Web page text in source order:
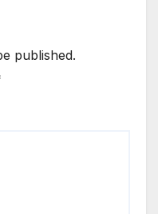
published.